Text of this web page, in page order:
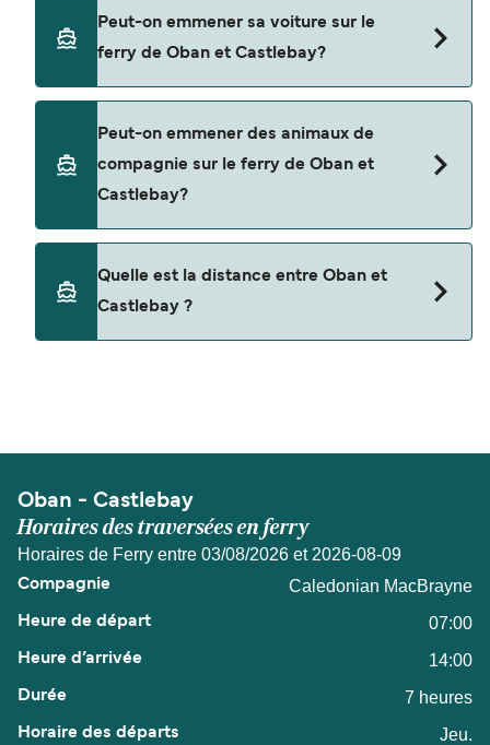
piéton de Oban à Castlebay avec
Peut-on emmener sa voiture sur le
ferry de Oban et Castlebay?
Caledonian MacBrayne
Peut-on emmener des animaux de
compagnie sur le ferry de Oban et
Castlebay?
pas autorisés à bord pour les traversées entre
Oban et Castlebay.
Quelle est la distance entre Oban et
Castlebay ?
Oban - Castlebay
Horaires des traversées en ferry
Horaires de Ferry entre 03/08/2026 et 2026-08-09
Caledonian MacBrayne
07:00
14:00
7 heures
Jeu.